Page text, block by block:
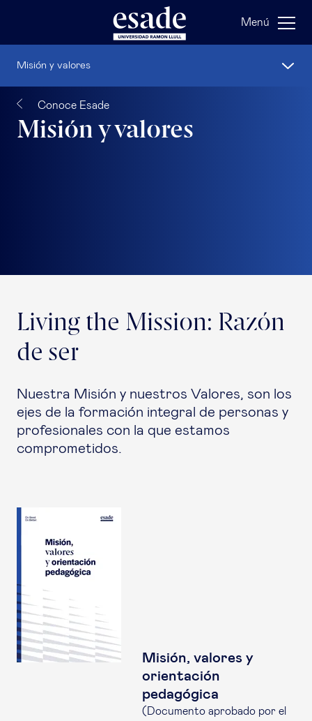
Menú
Conoce Esade
Misión y valores
Misión y valores
Living the Mission: Razón
de ser
Nuestra Misión y nuestros Valores, son los
ejes de la formación integral de personas y
profesionales con la que estamos
comprometidos.
Misión, valores y
orientación
pedagógica
(Documento aprobado por el